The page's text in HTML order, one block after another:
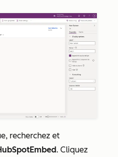
recherchez et
. Cliquez